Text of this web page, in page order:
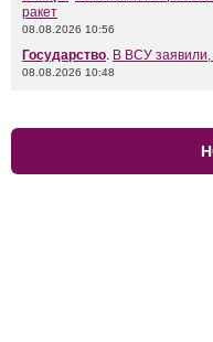
ракет
08.08.2026 10:56
Государство. В ВСУ заявили,
08.08.2026 10:48